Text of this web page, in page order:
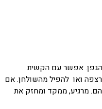
אפשר עם הקשית
ואו להפיל מהשולחן. אם
מרגיע, ממקד ומחזק את